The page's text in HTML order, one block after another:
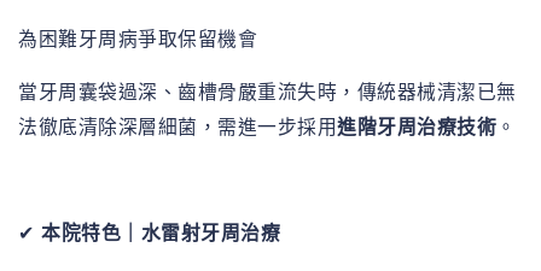
為困難牙周病爭取保留機會
當牙周囊袋過深、齒槽骨嚴重流失時，傳統器械清潔已無
法徹底清除深層細菌，需進一步採用進階牙周治療技術 。
✔ 本院特色｜水雷射牙周治療